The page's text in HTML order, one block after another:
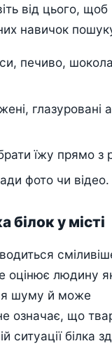
від цього, щоб
навичок
печиво,
глазуровані
їжу прямо з
фото чи відео.
білок у місті
оцінює людину
шуму й може
означає, що
білка